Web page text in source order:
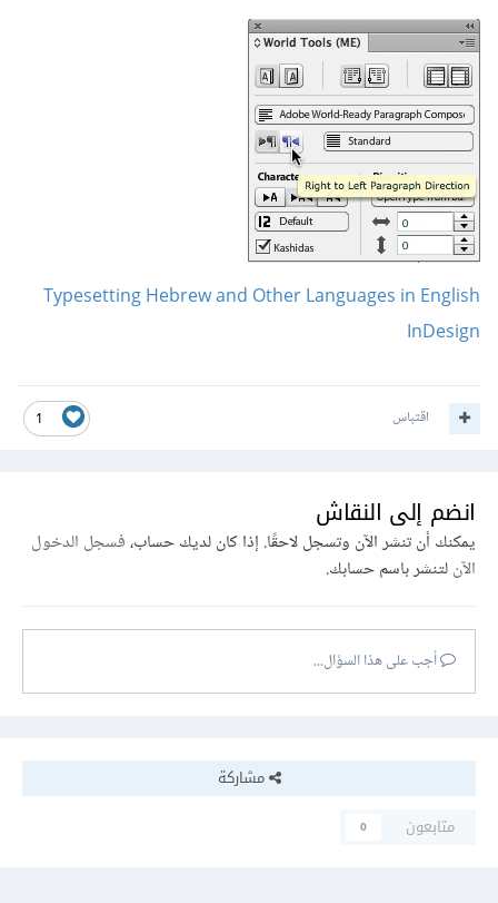
Typesetting Hebrew and Other Languages in English
InDesign
1 اقتباس
انضم إلى النقاش
يمكنك أن تنشر الآن وتسجل لاحقًا. إذا كان لديك حساب،فسجل الدخول
الآنلتنشر باسم حسابك.
أجب على هذا السؤال...
مشاركة
متابعون
0